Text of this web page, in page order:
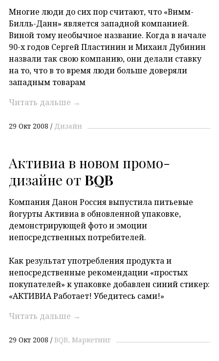
Многие люди до сих пор считают, что «Вимм-
Билль-Данн» является западной компанией.
Виной тому необычное название. Когда в начале
90-х годов Сергей Пластинин и Михаил Дубинин
назвали так свою компанию, они делали ставку
на то, что в то время люди больше доверяли
западным товарам
Читать дальше →
29 Окт 2008 Дизайн
Активиа в новом промо-
дизайне от BQB
Компания Данон Россия выпустила питьевые
йогурты Активиа в обновленной упаковке,
демонстрирующей фото и эмоции
непосредственных потребителей.
Как результат употребления продукта и
непосредственные рекомендации «простых
покупателей» к упаковке добавлен синий стикер:
«АКТИВИА Работает! Убедитесь сами!»
Читать дальше →
29 Окт 2008 BQB Маркетинг